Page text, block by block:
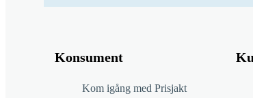
Konsument
Kom igång med Prisjakt